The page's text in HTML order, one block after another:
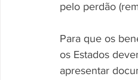
pelo perdão
Para que os
os Estados
apresentar